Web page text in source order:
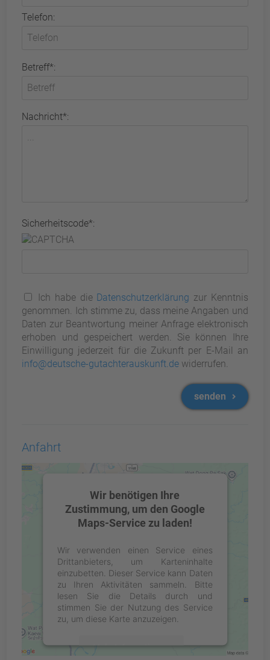
Telefon:
Betreff*:
Nachricht*:
Sicherheitscode*:
Ich habe die Datenschutzerklärung zur Kenntnis
genommen. Ich stimme zu, dass meine Angaben und
Daten zur Beantwortung meiner Anfrage elektronisch
erhoben und gespeichert werden. Sie können Ihre
Einwilligung jederzeit für die Zukunft per E-Mail an
info@deutsche-gutachterauskunft.de widerrufen.
senden
Anfahrt
Wir benötigen Ihre
Zustimmung, um den Google
Maps-Service zu laden!
Wir verwenden einen Service eines
Drittanbieters, um Karteninhalte
einzubetten. Dieser Service kann Daten
zu Ihren Aktivitäten sammeln. Bitte
lesen Sie die Details durch und
stimmen Sie der Nutzung des Service
zu, um diese Karte anzuzeigen.
Mehr Informationen
Service